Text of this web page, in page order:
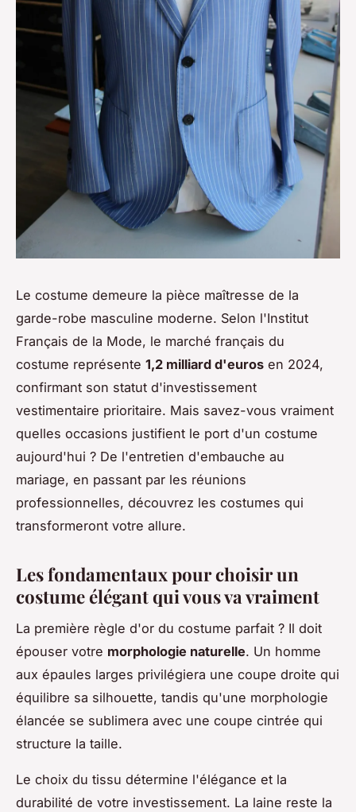
Le costume demeure la pièce maîtresse de la
garde-robe masculine moderne. Selon l'Institut
Français de la Mode, le marché français du
costume représente 1,2 milliard d'euros en 2024,
confirmant son statut d'investissement
vestimentaire prioritaire. Mais savez-vous vraiment
quelles occasions justifient le port d'un costume
aujourd'hui ? De l'entretien d'embauche au
mariage, en passant par les réunions
professionnelles, découvrez les costumes qui
transformeront votre allure.
Les fondamentaux pour choisir un
costume élégant qui vous va vraiment
La première règle d'or du costume parfait ? Il doit
épouser votre morphologie naturelle. Un homme
aux épaules larges privilégiera une coupe droite qui
équilibre sa silhouette, tandis qu'une morphologie
élancée se sublimera avec une coupe cintrée qui
structure la taille.
Le choix du tissu détermine l'élégance et la
durabilité de votre investissement. La laine reste la